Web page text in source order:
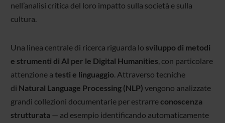
nell’analisi critica del loro impatto sulla società e sulla
cultura.
Una linea centrale di ricerca riguarda lo sviluppo di metodi
e strumenti di AI per le Digital Humanities, con particolare
attenzione a testi e linguaggio. Attraverso tecniche
di Natural Language Processing (NLP) vengono analizzate
grandi collezioni documentarie per estrarreconoscenza
strutturata— ad esempio identificando automaticamente